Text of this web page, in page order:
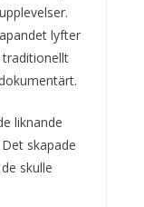
lyfter
traditionellt
liknande
skapade
skulle